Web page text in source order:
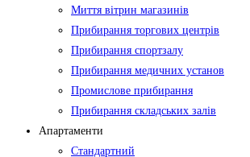
Миття вітрин магазинів
Прибирання торгових центрів
Прибирання спортзалу
Прибирання медичних установ
Промислове прибирання
Прибирання складських залів
Апартаменти
Стандартний